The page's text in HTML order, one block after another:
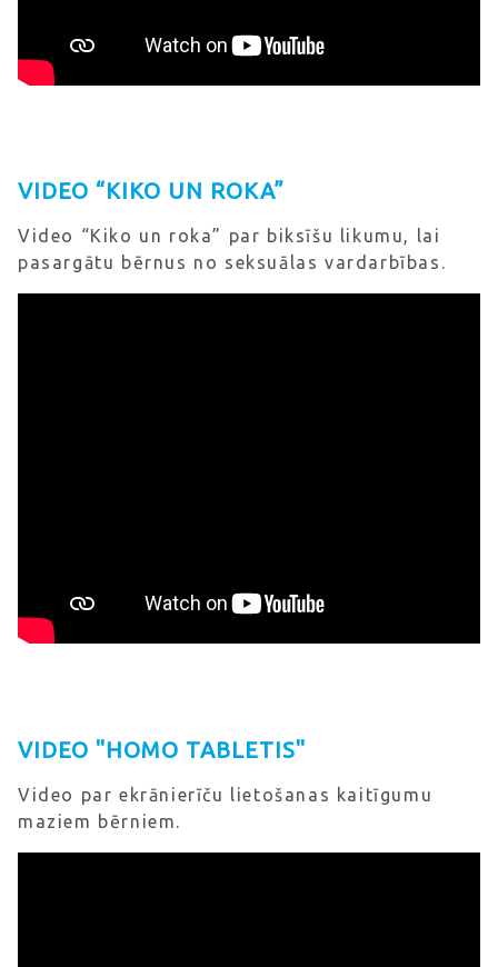
VIDEO “KIKO UN ROKA”
Video “Kiko un roka” par biksīšu likumu, lai
pasargātu bērnus no seksuālas vardarbības.
VIDEO "HOMO TABLETIS"
Video par ekrānierīču lietošanas kaitīgumu
maziem bērniem.